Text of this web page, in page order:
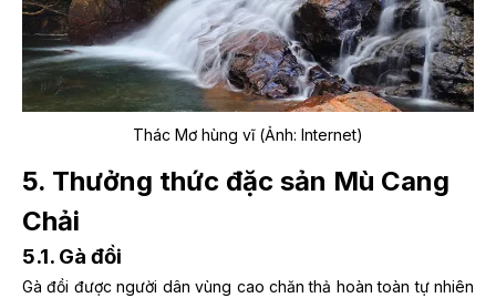
Thác Mơ hùng vĩ (Ảnh: Internet)
5. Thưởng thức đặc sản Mù Cang
Chải
5.1. Gà đồi
Gà đồi được người dân vùng cao chăn thả hoàn toàn tự nhiên